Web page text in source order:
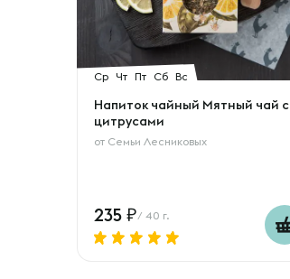
Ср Чт Пт Сб Вс
Напиток чайный Мятный чай с
цитрусами
от Семьи Лесниковых
235 / 40 г.